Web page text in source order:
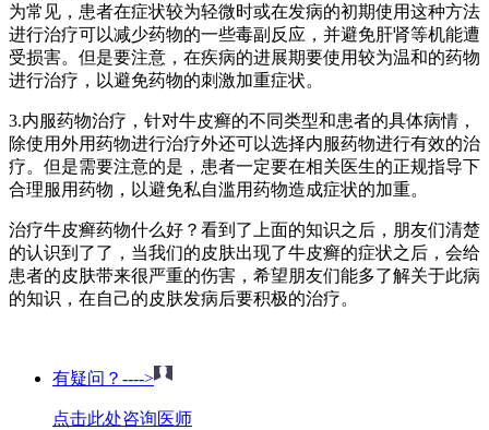
为常见，患者在症状较为轻微时或在发病的初期使用这种方法
进行治疗可以减少药物的一些毒副反应，并避免肝肾等机能遭
受损害。但是要注意，在疾病的进展期要使用较为温和的药物
进行治疗，以避免药物的刺激加重症状。
3.内服药物治疗，针对牛皮癣的不同类型和患者的具体病情，
除使用外用药物进行治疗外还可以选择内服药物进行有效的治
疗。但是需要注意的是，患者一定要在相关医生的正规指导下
合理服用药物，以避免私自滥用药物造成症状的加重。
治疗牛皮癣药物什么好？看到了上面的知识之后，朋友们清楚
的认识到了了，当我们的皮肤出现了牛皮癣的症状之后，会给
患者的皮肤带来很严重的伤害，希望朋友们能多了解关于此病
的知识，在自己的皮肤发病后要积极的治疗。
有疑问？---->
点击此处咨询医师